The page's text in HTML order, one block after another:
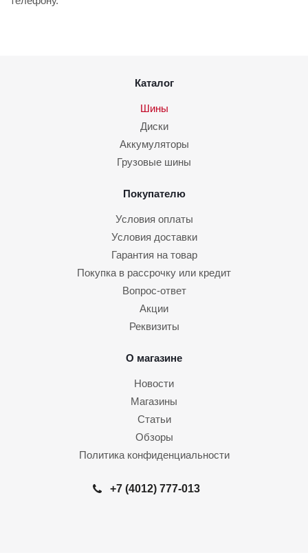
Каталог
Шины
Диски
Аккумуляторы
Грузовые шины
Покупателю
Условия оплаты
Условия доставки
Гарантия на товар
Покупка в рассрочку или кредит
Вопрос-ответ
Акции
Реквизиты
О магазине
Новости
Магазины
Статьи
Обзоры
Политика конфиденциальности
+7 (4012) 777-013